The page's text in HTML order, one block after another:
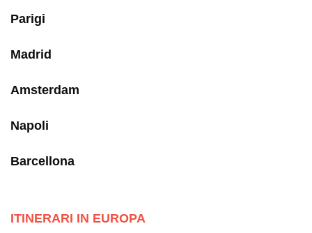
Parigi
Madrid
Amsterdam
Napoli
Barcellona
ITINERARI IN EUROPA